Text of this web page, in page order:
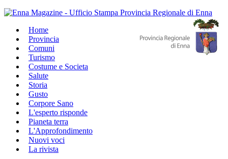
Home
Provincia
Comuni
Turismo
Costume e Societa
Salute
Storia
Gusto
Corpore Sano
L'esperto risponde
Pianeta terra
L'Approfondimento
Nuovi voci
La rivista